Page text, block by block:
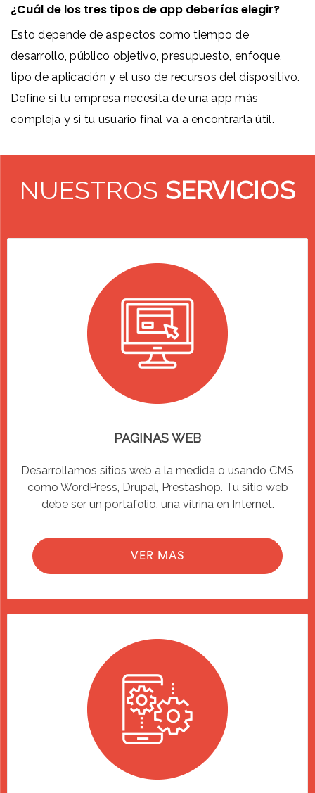
¿Cuál de los tres tipos de app deberías elegir?
Esto depende de aspectos como tiempo de
desarrollo, público objetivo, presupuesto, enfoque,
tipo de aplicación y el uso de recursos del dispositivo.
Define si tu empresa necesita de una app más
compleja y si tu usuario final va a encontrarla útil.
NUESTROS SERVICIOS
PAGINAS WEB
Desarrollamos sitios web a la medida o usando CMS
como WordPress, Drupal, Prestashop. Tu sitio web
debe ser un portafolio, una vitrina en Internet.
VER MAS